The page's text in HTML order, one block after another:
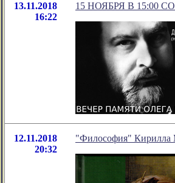
13.11.2018
16:22
15 НОЯБРЯ В 15:00
12.11.2018
20:32
"Философия" Кирилла